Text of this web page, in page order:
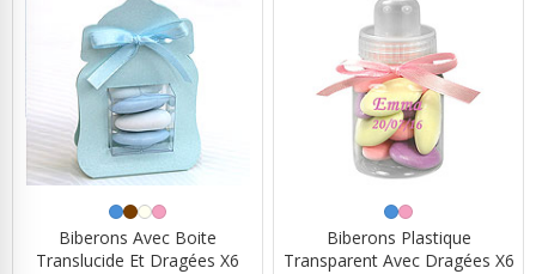
Biberons Avec Boite
Translucide Et Dragées X6
Biberons Plastique
Transparent Avec Dragées X6